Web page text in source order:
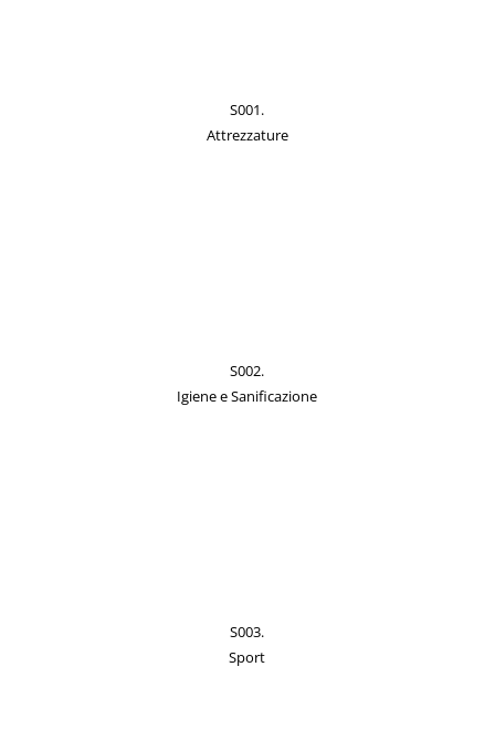
S001.
Attrezzature
S002.
Igiene e Sanificazione
S003.
Sport